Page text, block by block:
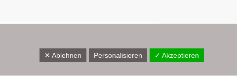
✓ Akzeptieren
Personalisieren
✕ Ablehnen